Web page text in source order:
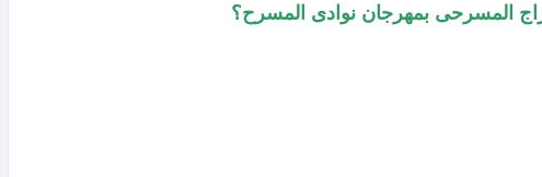
المسرحى بمهرجان نوادى المسرح؟